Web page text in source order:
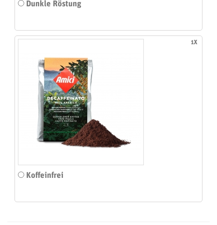
Dunkle Röstung
1X
Koffeinfrei